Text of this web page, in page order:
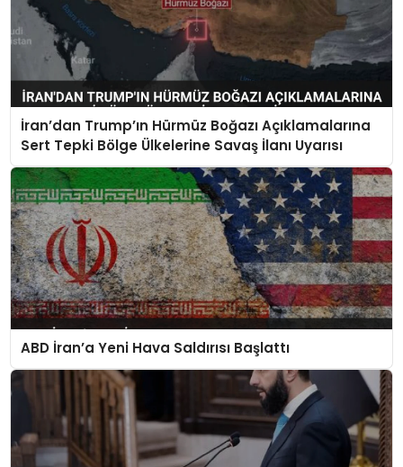
İran’dan Trump’ın Hürmüz Boğazı Açıklamalarına
Sert Tepki Bölge Ülkelerine Savaş İlanı Uyarısı
ABD İran’a Yeni Hava Saldırısı Başlattı